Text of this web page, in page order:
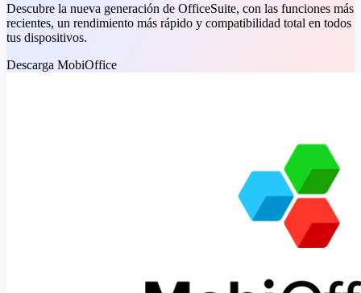
Descubre la nueva generación de OfficeSuite, con las funciones más
recientes, un rendimiento más rápido y compatibilidad total en todos
tus dispositivos.
Descarga MobiOffice